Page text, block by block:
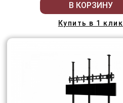
В КОРЗИНУ
Купить в 1 клик